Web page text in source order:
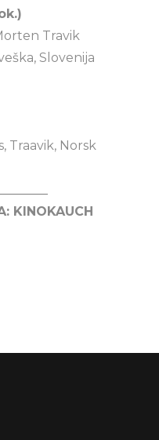
Travik
Slovenija
Traavik, Norsk
KINOKAUCH